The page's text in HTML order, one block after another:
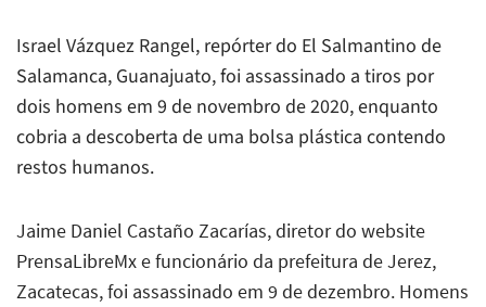
Israel Vázquez Rangel, repórter do El Salmantino de
Salamanca, Guanajuato, foi assassinado a tiros por
dois homens em 9 de novembro de 2020, enquanto
cobria a descoberta de uma bolsa plástica contendo
restos humanos.
Jaime Daniel Castaño Zacarías, diretor do website
PrensaLibreMx e funcionário da prefeitura de Jerez,
Zacatecas, foi assassinado em 9 de dezembro. Homens